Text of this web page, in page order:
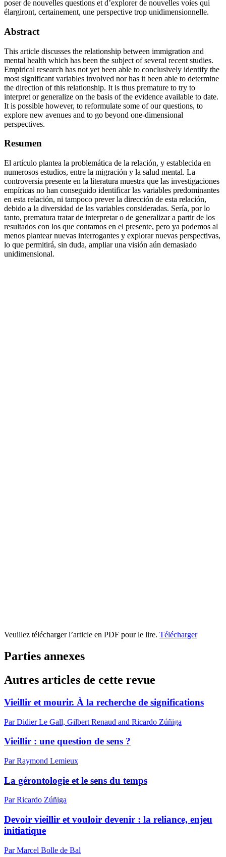
poser de nouvelles questions et d’explorer de nouvelles voies qui
élargiront, certainement, une perspective trop unidimensionnelle.
Abstract
This article discusses the relationship between immigration and
mental health which has been the subject of several recent studies.
Empirical research has not yet been able to conclusively identify the
most significant variables involved nor has it been able to determine
the direction of this relationship. It is thus premature to try to
interpret or generalize on the basis of the evidence available to date.
It is possible however, to reformulate some of our questions, to
explore new avenues and to go beyond one-dimensional
perspectives.
Resumen
El artículo plantea la problemática de la relación, y establecida en
numerosos estudios, entre la migración y la salud mental. La
controversia presente en la literatura muestra que las investigaciones
empíricas no han conseguido identificar las variables predominantes
en esta relación, ni tampoco prever la dirección de esta relación,
debido a la diversidad de las variables consideradas. Sería, por lo
tanto, prematura tratar de interpretar o de generalizar a partir de los
resultados con los que contamos en el presente, pero ya podemos al
menos plantear nuevas interrogantes y explorar nuevas perspectivas,
lo que permitirá, sin duda, ampliar una visión aún demasiado
unidimensional.
Veuillez télécharger l’article en PDF pour le lire. Télécharger
Parties annexes
Autres articles de cette revue
Vieillir et mourir. À la recherche de significations
Par Didier Le Gall, Gilbert Renaud and Ricardo Zúñiga
Vieillir : une question de sens ?
Par Raymond Lemieux
La gérontologie et le sens du temps
Par Ricardo Zúñiga
Devoir vieillir et vouloir devenir : la reliance, enjeu
initiatique
Par Marcel Bolle de Bal